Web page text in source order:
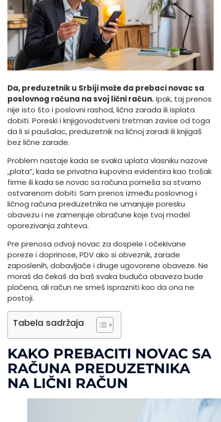
Da, preduzetnik u Srbiji može da prebaci novac sa
poslovnog računa na svoj lični račun.Ipak, taj prenos
nije isto što i poslovni rashod, lična zarada ili isplata
dobiti. Poreski i knjigovodstveni tretman zavise od toga
da li si paušalac, preduzetnik na ličnoj zaradi ili knjigaš
bez lične zarade.
Problem nastaje kada se svaka uplata vlasniku nazove
„plata”, kada se privatna kupovina evidentira kao trošak
firme ili kada se novac sa računa pomeša sa stvarno
ostvarenom dobiti. Sam prenos između poslovnog i
ličnog računa preduzetnika ne umanjuje poresku
obavezu i ne zamenjuje obračune koje tvoj model
oporezivanja zahteva.
Pre prenosa odvoji novac za dospele i očekivane
poreze i doprinose, PDV ako si obveznik, zarade
zaposlenih, dobavljače i druge ugovorene obaveze. Ne
moraš da čekaš da baš svaka buduća obaveza bude
plaćena, ali račun ne smeš isprazniti kao da ona ne
postoji.
Tabela sadržaja
KAKO PREBACITI NOVAC SA
RAČUNA PREDUZETNIKA
NA LIČNI RAČUN